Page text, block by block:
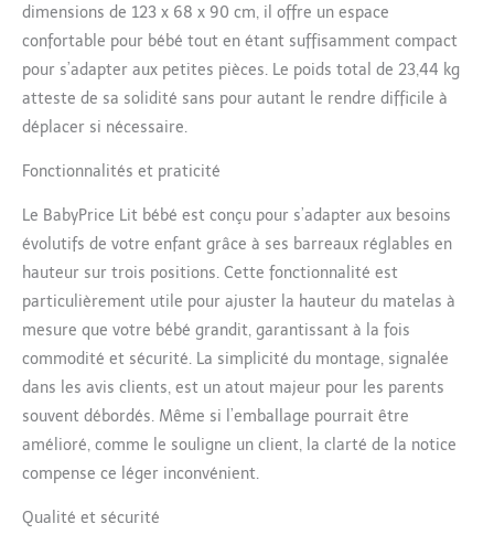
dimensions de 123 x 68 x 90 cm, il offre un espace
confortable pour bébé tout en étant suffisamment compact
pour s’adapter aux petites pièces. Le poids total de 23,44 kg
atteste de sa solidité sans pour autant le rendre difficile à
déplacer si nécessaire.
Fonctionnalités et praticité
Le BabyPrice Lit bébé est conçu pour s’adapter aux besoins
évolutifs de votre enfant grâce à ses barreaux réglables en
hauteur sur trois positions. Cette fonctionnalité est
particulièrement utile pour ajuster la hauteur du matelas à
mesure que votre bébé grandit, garantissant à la fois
commodité et sécurité. La simplicité du montage, signalée
dans les avis clients, est un atout majeur pour les parents
souvent débordés. Même si l’emballage pourrait être
amélioré, comme le souligne un client, la clarté de la notice
compense ce léger inconvénient.
Qualité et sécurité